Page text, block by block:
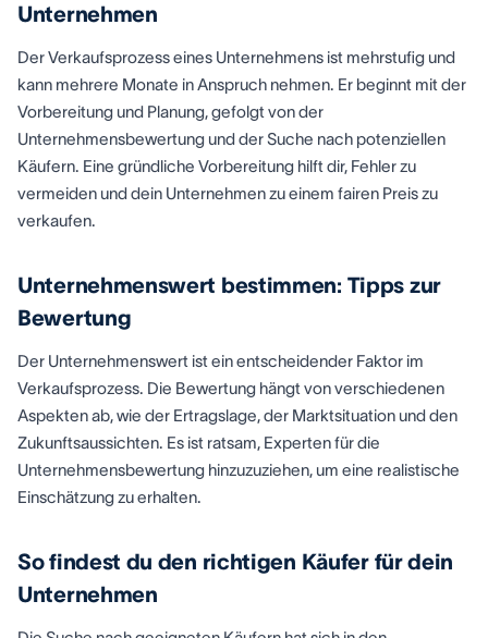
Unternehmen
Der Verkaufsprozess eines Unternehmens ist mehrstufig und
kann mehrere Monate in Anspruch nehmen. Er beginnt mit der
Vorbereitung und Planung, gefolgt von der
Unternehmensbewertung und der Suche nach potenziellen
Käufern. Eine gründliche Vorbereitung hilft dir, Fehler zu
vermeiden und dein Unternehmen zu einem fairen Preis zu
verkaufen.
Unternehmenswert bestimmen: Tipps zur
Bewertung
Der Unternehmenswert ist ein entscheidender Faktor im
Verkaufsprozess. Die Bewertung hängt von verschiedenen
Aspekten ab, wie der Ertragslage, der Marktsituation und den
Zukunftsaussichten. Es ist ratsam, Experten für die
Unternehmensbewertung hinzuzuziehen, um eine realistische
Einschätzung zu erhalten.
So findest du den richtigen Käufer für dein
Unternehmen